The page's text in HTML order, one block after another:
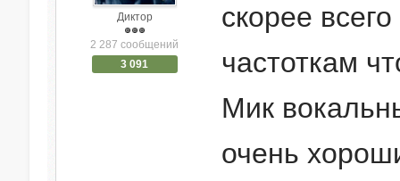
Диктор
2 287 сообщений
3 091
скорее
частоткам
Мик
очень